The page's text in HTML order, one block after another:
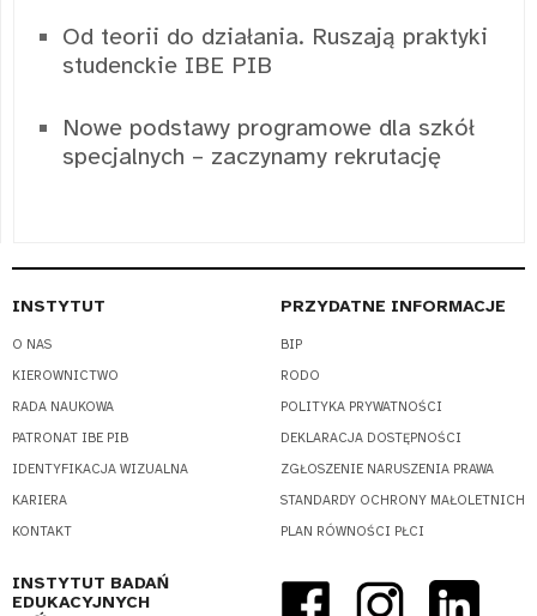
Od teorii do działania. Ruszają praktyki
studenckie IBE PIB
Nowe podstawy programowe dla szkół
specjalnych – zaczynamy rekrutację
INSTYTUT
O NAS
KIEROWNICTWO
RADA NAUKOWA
PATRONAT IBE PIB
IDENTYFIKACJA WIZUALNA
KARIERA
KONTAKT
PRZYDATNE INFORMACJE
BIP
RODO
POLITYKA PRYWATNOŚCI
DEKLARACJA DOSTĘPNOŚCI
ZGŁOSZENIE NARUSZENIA PRAWA
STANDARDY OCHRONY MAŁOLETNICH
PLAN RÓWNOŚCI PŁCI
INSTYTUT BADAŃ
EDUKACYJNYCH